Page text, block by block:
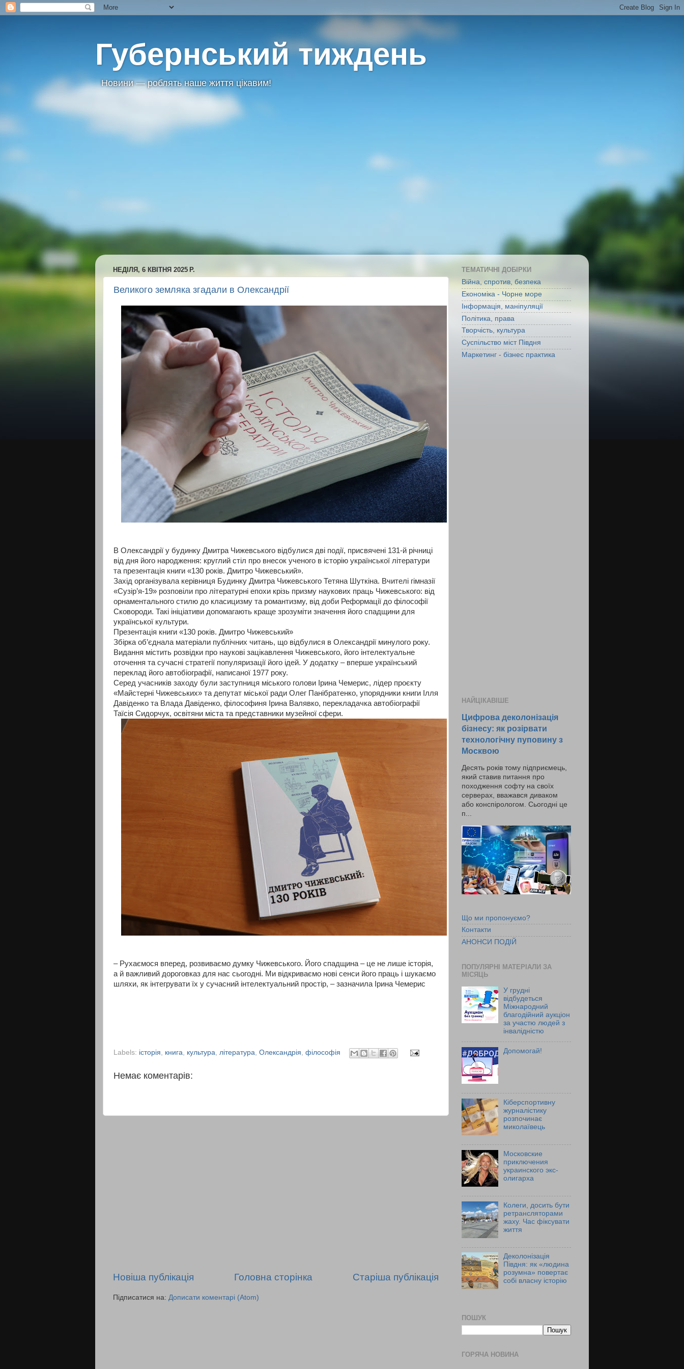
Губернський тиждень
Новини — роблять наше життя цікавим!
НЕДІЛЯ, 6 КВІТНЯ 2025 Р.
Великого земляка згадали в Олександрії
В Олександрії у будинку Дмитра Чижевського відбулися дві події, присвячені 131-й річниці
від дня його народження: круглий стіл про внесок ученого в історію української літератури
та презентація книги «130 років. Дмитро Чижевський».
Захід організувала керівниця Будинку Дмитра Чижевського Тетяна Шуткіна. Вчителі гімназії
«Сузір’я-19» розповіли про літературні епохи крізь призму наукових праць Чижевського: від
орнаментального стилю до класицизму та романтизму, від доби Реформації до філософії
Сковороди. Такі ініціативи допомагають краще зрозуміти значення його спадщини для
української культури.
Презентація книги «130 років. Дмитро Чижевський»
Збірка об’єднала матеріали публічних читань, що відбулися в Олександрії минулого року.
Видання містить розвідки про наукові зацікавлення Чижевського, його інтелектуальне
оточення та сучасні стратегії популяризації його ідей. У додатку – вперше український
переклад його автобіографії, написаної 1977 року.
Серед учасників заходу були заступниця міського голови Ірина Чемерис, лідер проєкту
«Майстерні Чижевських» та депутат міської ради Олег Панібратенко, упорядники книги Ілля
Давіденко та Влада Давіденко, філософиня Ірина Валявко, перекладачка автобіографії
Таїсія Сидорчук, освітяни міста та представники музейної сфери.
– Рухаємося вперед, розвиваємо думку Чижевського. Його спадщина – це не лише історія,
а й важливий дороговказ для нас сьогодні. Ми відкриваємо нові сенси його праць і шукаємо
шляхи, як інтегрувати їх у сучасний інтелектуальний простір, – зазначила Ірина Чемерис
Labels: історія книга культура література Олександрія філософія
Немає коментарів:
Новіша публікація Старіша публікація
Головна сторінка
Підписатися на: Дописати коментарі (Atom)
ТЕМАТИЧНІ ДОБІРКИ
Війна, спротив, безпека
Економіка - Чорне море
Інформація, маніпуляції
Політика, права
Творчість, культура
Суспільство міст Півдня
Маркетинг - бізнес практика
НАЙЦІКАВІШЕ
Цифрова деколонізація
бізнесу: як розірвати
технологічну пуповину з
Москвою
Десять років тому підприємець,
який ставив питання про
походження софту на своїх
серверах, вважався диваком
або конспірологом. Сьогодні це
п...
Що ми пропонуємо?
Контакти
АНОНСИ ПОДІЙ
ПОПУЛЯРНІ МАТЕРІАЛИ ЗА
МІСЯЦЬ
У грудні
відбудеться
Міжнародний
благодійний аукціон
за участю людей з
інвалідністю
Допомогай!
Кіберспортивну
журналістику
розпочинає
миколаївець
Московские
приключения
украинского экс-
олигарха
Колеги, досить бути
ретрансляторами
жаху. Час фіксувати
життя
Деколонізація
Півдня: як «людина
розумна» повертає
собі власну історію
ПОШУК
ГОРЯЧА НОВИНА